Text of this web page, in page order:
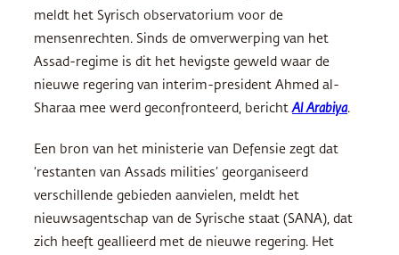
meldt het Syrisch observatorium voor de
mensenrechten. Sinds de omverwerping van het
Assad-regime is dit het hevigste geweld waar de
nieuwe regering van interim-president Ahmed al-
Sharaa mee werd geconfronteerd, bericht Al Arabiya.
Een bron van het ministerie van Defensie zegt dat
‘restanten van Assads milities’ georganiseerd
verschillende gebieden aanvielen, meldt het
nieuwsagentschap van de Syrische staat (SANA), dat
zich heeft geallieerd met de nieuwe regering. Het